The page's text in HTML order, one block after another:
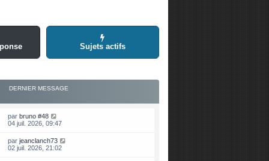
Sujets actifs
DERNIER MESSAGE
par bruno #48
04 juil. 2026, 09:47
par jeanclanch73
02 juil. 2026, 21:02